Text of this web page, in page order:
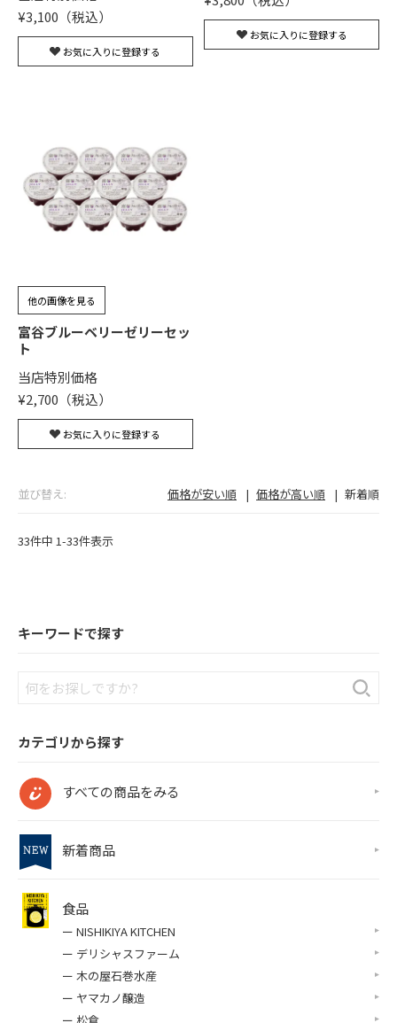
¥3,100
お気に入りに登録する
お気に入りに登録する
他の画像を見る
富谷ブルーベリーゼリーセッ
ト
当店特別価格
¥2,700
お気に入りに登録する
並び替え 価格が安い順 価格が高い順 新着順
33件中 1-33件表示
キーワードで探す
カテゴリから探す
すべての商品をみる
新着商品
食品
ー NISHIKIYA KITCHEN
ー デリシャスファーム
ー 木の屋石巻水産
ー ヤマカノ醸造